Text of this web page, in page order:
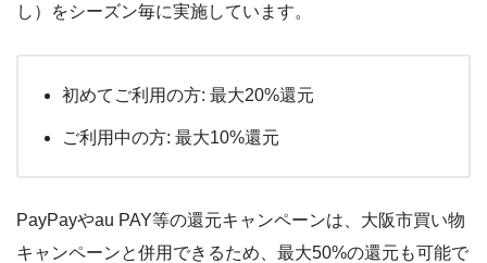
し）をシーズン毎に実施しています。
初めてご利用の方: 最大20%還元
ご利用中の方: 最大10%還元
PayPayやau PAY等の還元キャンペーンは、大阪市買い物
キャンペーンと併用できるため、最大50%の還元も可能で